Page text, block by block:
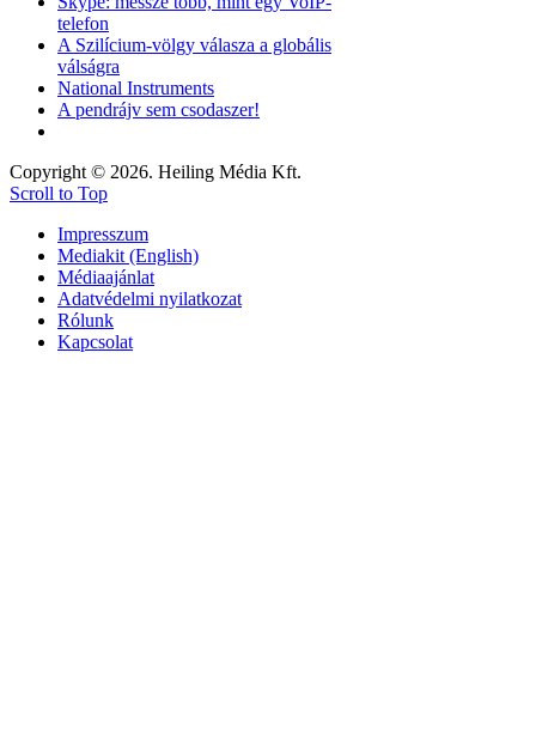
telefon
A Szilícium-völgy válasza a globális
válságra
National Instruments
A pendrájv sem csodaszer!
Copyright © 2026. Heiling Média Kft.
Scroll to Top
Impresszum
Mediakit (English)
Médiaajánlat
Adatvédelmi nyilatkozat
Rólunk
Kapcsolat